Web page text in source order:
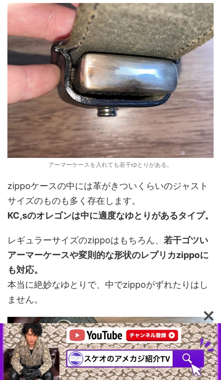
アーマーケースを入れても若干ゆとりがある。
zippoケースの中には革がきついくらいのジャスト
サイズのものも多く存在します。
KC,sのオレゴンは中に適度なゆとりがあるタイプ。
レギュラーサイズのzippoはもちろん、 若干ゴツい
アーマーケースや変則的な形状のレプリカzippoに
も対応。
本当に絶妙なゆとりで、中でzippoがずれたりはし
ません。